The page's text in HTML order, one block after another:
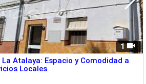
1
Atalaya: Espacio y Comodidad a
Locales